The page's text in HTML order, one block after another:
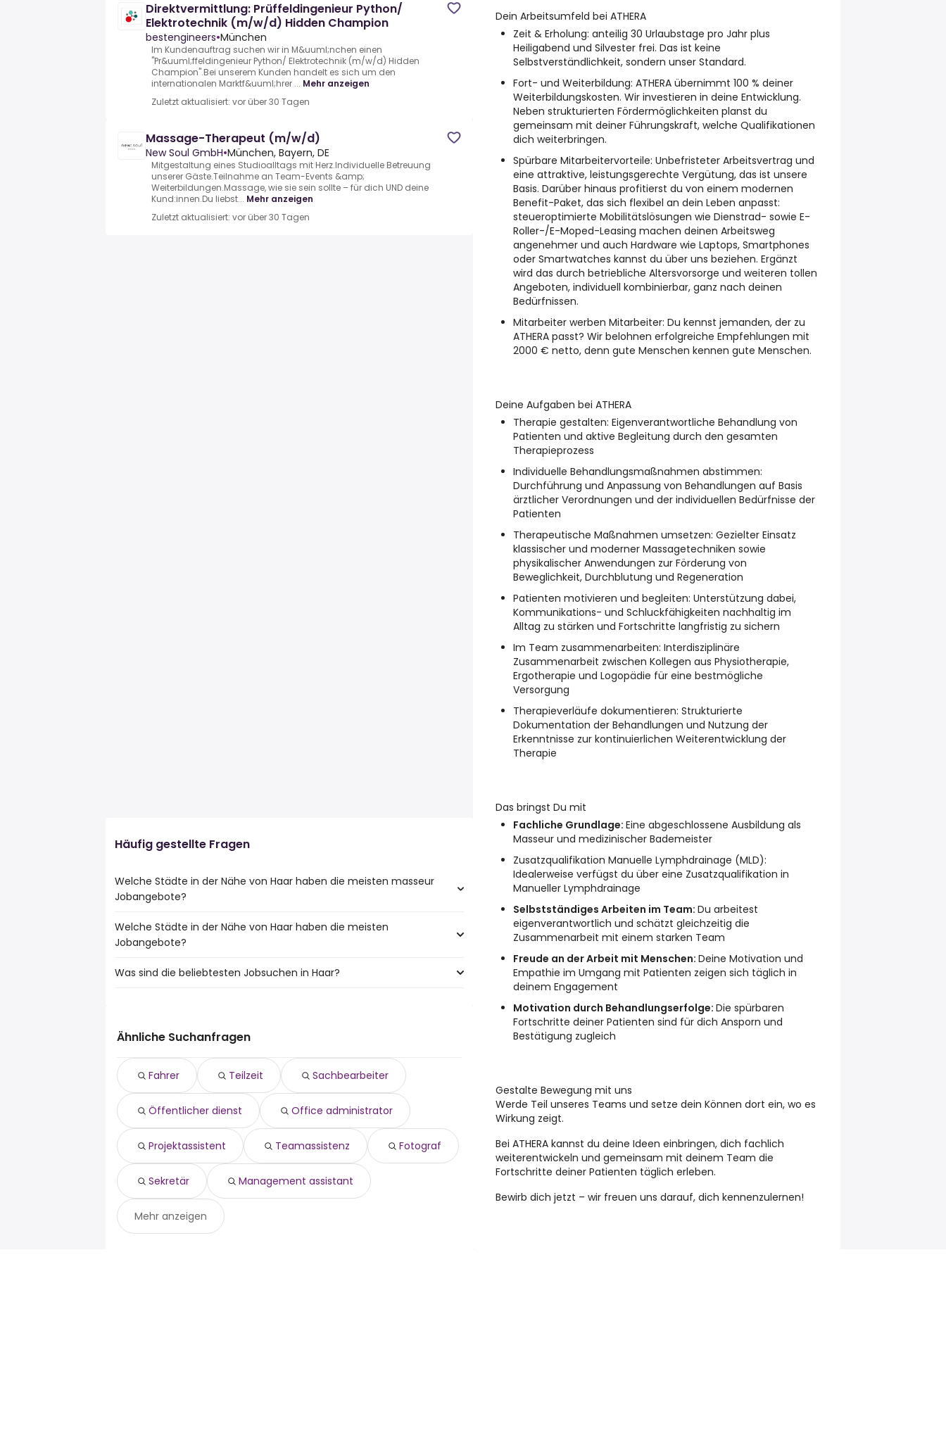
Direktvermittlung: Prüffeldingenieur Python/
Elektrotechnik (m/w/d) Hidden Champion
bestengineers•München
Im Kundenauftrag suchen wir in M&uuml;nchen einen
"Pr&uuml;ffeldingenieur Python/ Elektrotechnik (m/w/d) Hidden
Champion".Bei unserem Kunden handelt es sich um den
internationalen Marktf&uuml;hrer ... Mehr anzeigen
Zuletzt aktualisiert: vor über 30 Tagen
Massage-Therapeut (m/w/d)
New Soul GmbH•München, Bayern, DE
Mitgestaltung eines Studioalltags mit Herz.Individuelle Betreuung
unserer Gäste.Teilnahme an Team-Events &amp;
Weiterbildungen.Massage, wie sie sein sollte – für dich UND deine
Kund:innen.Du liebst... Mehr anzeigen
Zuletzt aktualisiert: vor über 30 Tagen
Häufig gestellte Fragen
Welche Städte in der Nähe von Haar haben die meisten masseur
Jobangebote?
Städte in der Nähe von Haar mit den meisten masseur Jobs:
München
Oberhaching
Welche Städte in der Nähe von Haar haben die meisten
Jobangebote?
10 Städte in der Nähe von Haar mit den meisten Jobangeboten:
Ismaning
Grafing Bei München
Oberhaching
Kirchheim B. München
Oberschleißheim
Unterföhring
Was sind die beliebtesten Jobsuchen in Haar?
teilzeit
Öffentlicher dienst
office administrator
projektassistent
teamassistenz
fotograf
sekretär
management assistant
Ähnliche Suchanfragen
Fahrer Teilzeit Sachbearbeiter
Öffentlicher dienst Office administrator
Projektassistent Teamassistenz Fotograf
Sekretär Management assistant
Mehr anzeigen
Dein Arbeitsumfeld bei ATHERA
Zeit & Erholung: anteilig 30 Urlaubstage pro Jahr plus
Heiligabend und Silvester frei. Das ist keine
Selbstverständlichkeit, sondern unser Standard.
Fort- und Weiterbildung: ATHERA übernimmt 100 % deiner
Weiterbildungskosten. Wir investieren in deine Entwicklung.
Neben strukturierten Fördermöglichkeiten planst du
gemeinsam mit deiner Führungskraft, welche Qualifikationen
dich weiterbringen.
Spürbare Mitarbeitervorteile: Unbefristeter Arbeitsvertrag und
eine attraktive, leistungsgerechte Vergütung, das ist unsere
Basis. Darüber hinaus profitierst du von einem modernen
Benefit-Paket, das sich flexibel an dein Leben anpasst:
steueroptimierte Mobilitätslösungen wie Dienstrad- sowie E-
Roller-/E-Moped-Leasing machen deinen Arbeitsweg
angenehmer und auch Hardware wie Laptops, Smartphones
oder Smartwatches kannst du über uns beziehen. Ergänzt
wird das durch betriebliche Altersvorsorge und weiteren tollen
Angeboten, individuell kombinierbar, ganz nach deinen
Bedürfnissen.
Mitarbeiter werben Mitarbeiter: Du kennst jemanden, der zu
ATHERA passt? Wir belohnen erfolgreiche Empfehlungen mit
2000 € netto, denn gute Menschen kennen gute Menschen.
Deine Aufgaben bei ATHERA
Therapie gestalten: Eigenverantwortliche Behandlung von
Patienten und aktive Begleitung durch den gesamten
Therapieprozess
Individuelle Behandlungsmaßnahmen abstimmen:
Durchführung und Anpassung von Behandlungen auf Basis
ärztlicher Verordnungen und der individuellen Bedürfnisse der
Patienten
Therapeutische Maßnahmen umsetzen: Gezielter Einsatz
klassischer und moderner Massagetechniken sowie
physikalischer Anwendungen zur Förderung von
Beweglichkeit, Durchblutung und Regeneration
Patienten motivieren und begleiten: Unterstützung dabei,
Kommunikations- und Schluckfähigkeiten nachhaltig im
Alltag zu stärken und Fortschritte langfristig zu sichern
Im Team zusammenarbeiten: Interdisziplinäre
Zusammenarbeit zwischen Kollegen aus Physiotherapie,
Ergotherapie und Logopädie für eine bestmögliche
Versorgung
Therapieverläufe dokumentieren: Strukturierte
Dokumentation der Behandlungen und Nutzung der
Erkenntnisse zur kontinuierlichen Weiterentwicklung der
Therapie
Das bringst Du mit
Fachliche Grundlage: Eine abgeschlossene Ausbildung als
Masseur und medizinischer Bademeister
Zusatzqualifikation Manuelle Lymphdrainage (MLD):
Idealerweise verfügst du über eine Zusatzqualifikation in
Manueller Lymphdrainage
Selbstständiges Arbeiten im Team: Du arbeitest
eigenverantwortlich und schätzt gleichzeitig die
Zusammenarbeit mit einem starken Team
Freude an der Arbeit mit Menschen: Deine Motivation und
Empathie im Umgang mit Patienten zeigen sich täglich in
deinem Engagement
Motivation durch Behandlungserfolge: Die spürbaren
Fortschritte deiner Patienten sind für dich Ansporn und
Bestätigung zugleich
Gestalte Bewegung mit uns
Werde Teil unseres Teams und setze dein Können dort ein, wo es
Wirkung zeigt.
Bei ATHERA kannst du deine Ideen einbringen, dich fachlich
weiterentwickeln und gemeinsam mit deinem Team die
Fortschritte deiner Patienten täglich erleben.
Bewirb dich jetzt – wir freuen uns darauf, dich kennenzulernen!